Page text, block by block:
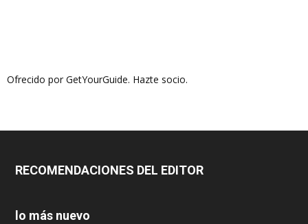
Ofrecido por GetYourGuide. Hazte socio.
RECOMENDACIONES DEL EDITOR
lo más nuevo